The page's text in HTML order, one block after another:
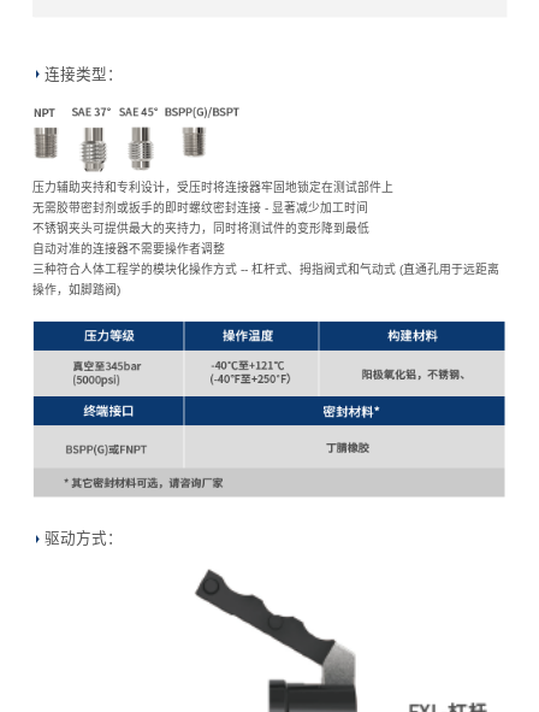
连接类型：
压力辅助夹持和专利设计，受压时将连接器牢固地锁定在测试部件上
无需胶带密封剂或扳手的即时螺纹密封连接 - 显著减少加工时间
不锈钢夹头可提供最大的夹持力，同时将测试件的变形降到最低
自动对准的连接器不需要操作者调整
三种符合人体工程学的模块化操作方式 -- 杠杆式、拇指阀式和气动式 (直通孔用于远距离
操作，如脚踏阀)
驱动方式：